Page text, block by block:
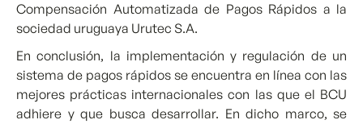
Compensación Automatizada de Pagos Rápidos a la
sociedad uruguaya Urutec S.A.
En conclusión, la implementación y regulación de un
sistema de pagos rápidos se encuentra en línea con las
mejores prácticas internacionales con las que el BCU
adhiere y que busca desarrollar. En dicho marco, se